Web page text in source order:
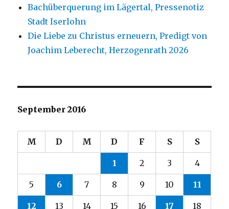
Bachüberquerung im Lägertal, Pressenotiz
Stadt Iserlohn
Die Liebe zu Christus erneuern, Predigt von
Joachim Leberecht, Herzogenrath 2026
September 2016
M D M D F S S
1 2 3 4
5 6 7 8 9 10 11
12 13 14 15 16 17 18